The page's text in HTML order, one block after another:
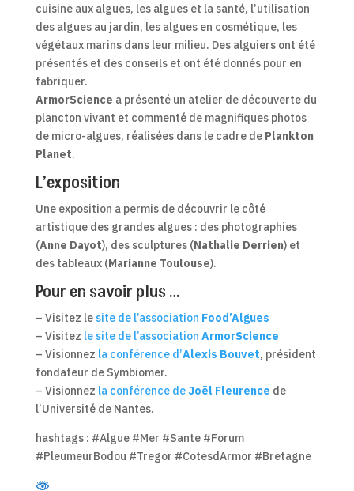
cuisine aux algues, les algues et la santé, l’utilisation
des algues au jardin, les algues en cosmétique, les
végétaux marins dans leur milieu. Des alguiers ont été
présentés et des conseils et ont été donnés pour en
fabriquer.
ArmorScience a présenté un atelier de découverte du
plancton vivant et commenté de magnifiques photos
de micro-algues, réalisées dans le cadre de Plankton
Planet.
L’exposition
Une exposition a permis de découvrir le côté
artistique des grandes algues : des photographies
(Anne Dayot), des sculptures (Nathalie Derrien) et
des tableaux (Marianne Toulouse).
Pour en savoir plus …
– Visitez le site de l’association Food’Algues
– Visitez le site de l’association ArmorScience
– Visionnez la conférence d’Alexis Bouvet, président
fondateur de Symbiomer.
– Visionnez la conférence deJoël Fleurence de
l’Université de Nantes.
hashtags : #Algue #Mer #Sante #Forum
#PleumeurBodou #Tregor #CotesdArmor #Bretagne